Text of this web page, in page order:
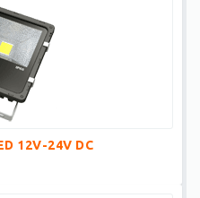
12V-24V DC